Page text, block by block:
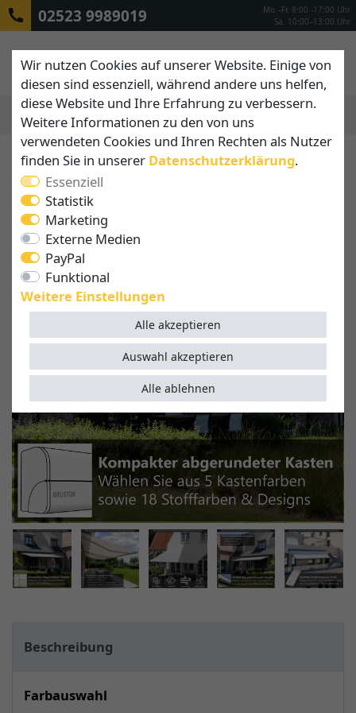
02523 9989019
Mo.–Fr. 8:00 -17:00 Uhr
Sa. 10:00–13:00 Uhr
Beschreibung
Farbauswahl
Wir nutzen Cookies auf unserer Website. Einige von
diesen sind essenziell, während andere uns helfen,
diese Website und Ihre Erfahrung zu verbessern.
Weitere Informationen zu den von uns
verwendeten Cookies und Ihren Rechten als Nutzer
finden Sie in unserer Daten­schutz­erklärung.
Essenziell
Statistik
Marketing
Externe Medien
PayPal
Funktional
Weitere Einstellungen
Alle akzeptieren
Alle ablehnen
Auswahl akzeptieren